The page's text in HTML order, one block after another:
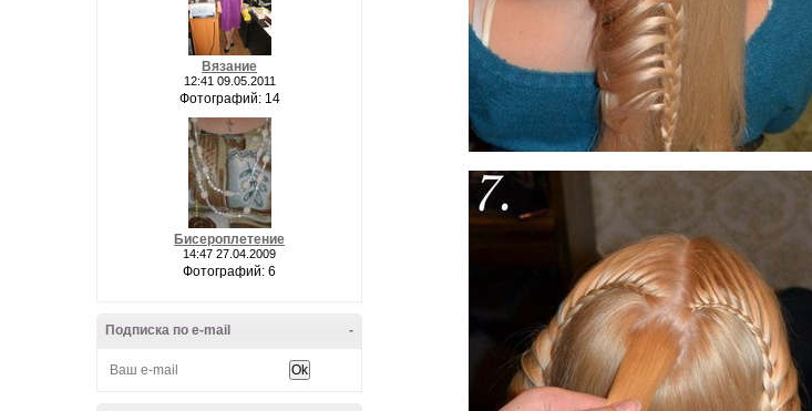
Вязание
12:41 09.05.2011
Фотографий: 14
Бисероплетение
14:47 27.04.2009
Фотографий: 6
-
Подписка по e-mail